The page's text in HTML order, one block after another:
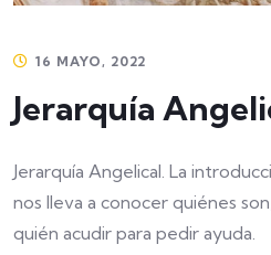
16 MAYO, 2022
Jerarquía
Jerarquía Angelical. La
nos lleva a conocer quiénes
quién acudir para pedir ayuda.